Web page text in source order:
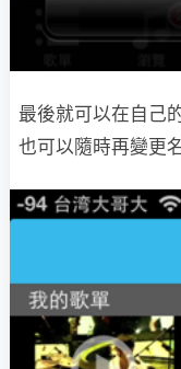
最後就可以在自己
也可以隨時再變更